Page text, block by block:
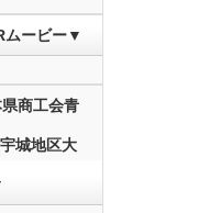
ムービー▼
商工会青
城地区大